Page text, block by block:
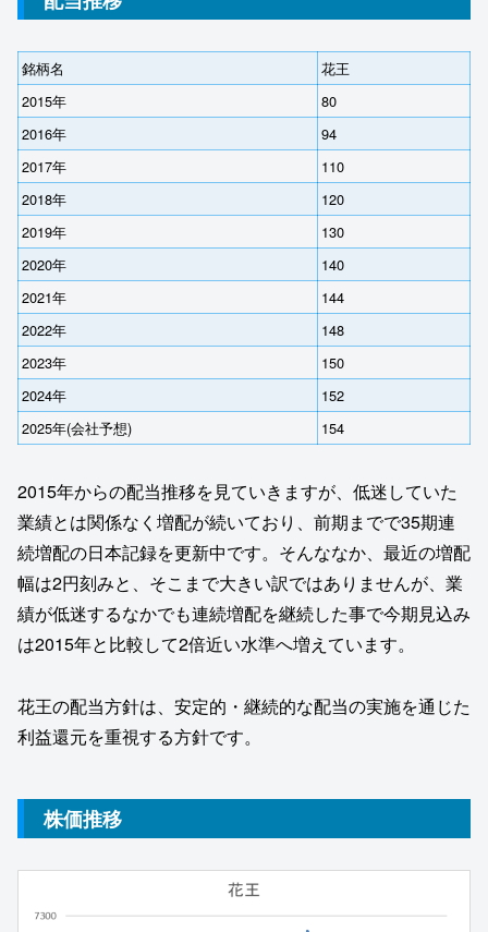
銘柄名
花王
2015年
80
2016年
94
2017年
110
2018年
120
2019年
130
2020年
140
2021年
144
2022年
148
2023年
150
2024年
152
2025年(会社予想)
154
2015年からの配当推移を見ていきますが、低迷していた
業績とは関係なく増配が続いており、前期までで35期連
続増配の日本記録を更新中です。そんななか、最近の増配
幅は2円刻みと、そこまで大きい訳ではありませんが、業
績が低迷するなかでも連続増配を継続した事で今期見込み
は2015年と比較して2倍近い水準へ増えています。
花王の配当方針は、安定的・継続的な配当の実施を通じた
利益還元を重視する方針です。
株価推移